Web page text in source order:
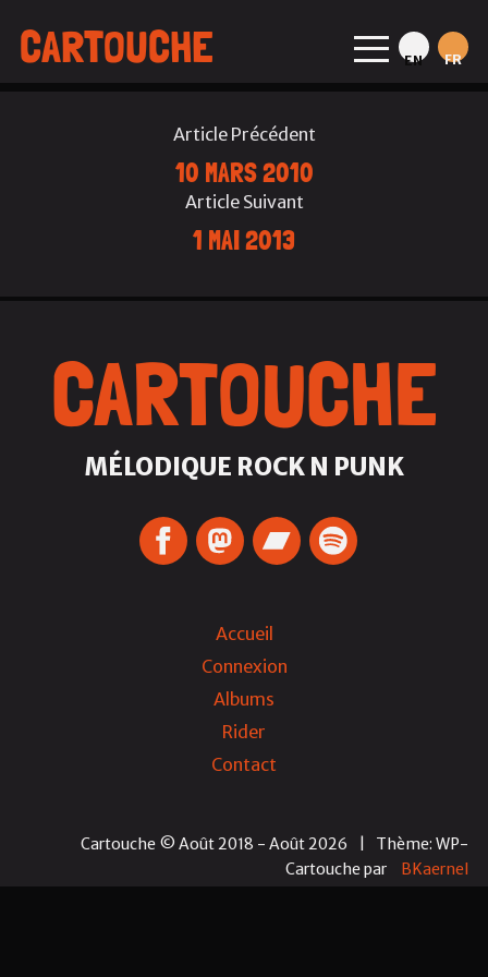
CARTOUCHE EN FR
Article Précédent
10 MARS 2010
Article Suivant
1 MAI 2013
CARTOUCHE
MÉLODIQUE ROCK N PUNK
Accueil
Connexion
Albums
Rider
Contact
Cartouche © Août 2018 - Août 2026
Thème: WP-
Cartouchepar BKaernel